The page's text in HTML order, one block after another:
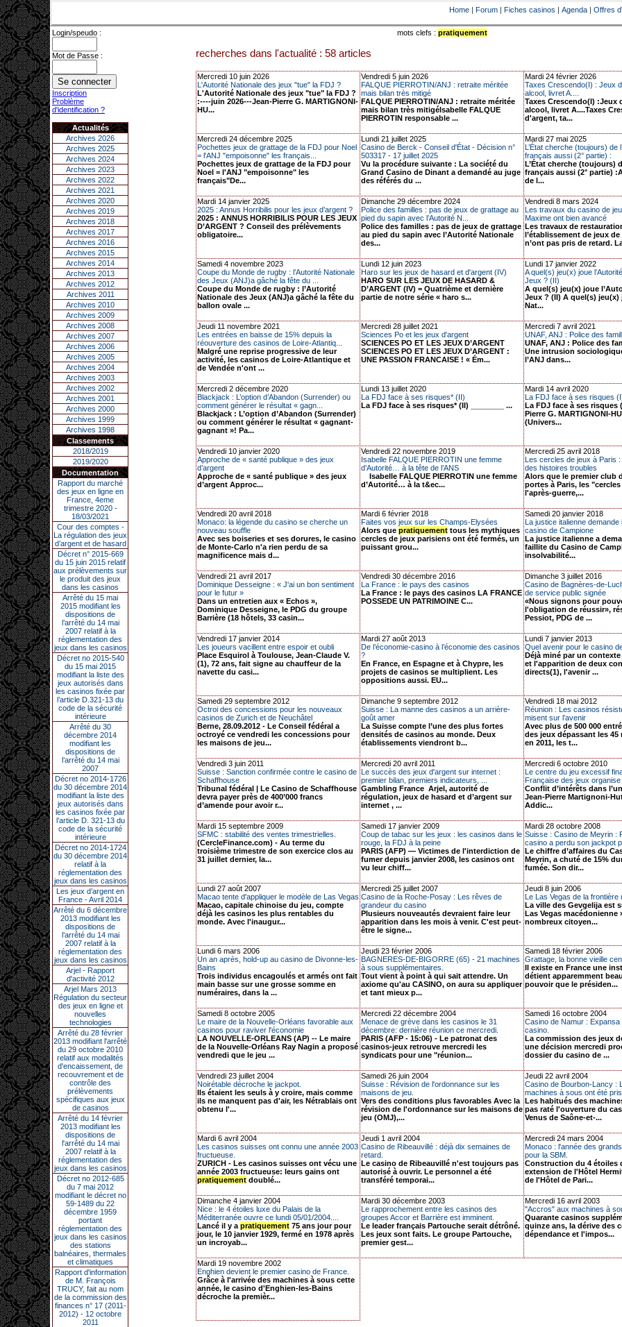
Home | Forum | Fiches casinos | Agenda | Offres
Login/speudo :
Mot de Passe :
Inscription
Problème
d'identification ?
Actualités
Archives 2026
Archives 2025
Archives 2024
Archives 2023
Archives 2022
Archives 2021
Archives 2020
Archives 2019
Archives 2018
Archives 2017
Archives 2016
Archives 2015
Archives 2014
Archives 2013
Archives 2012
Archives 2011
Archives 2010
Archives 2009
Archives 2008
Archives 2007
Archives 2006
Archives 2005
Archives 2004
Archives 2003
Archives 2002
Archives 2001
Archives 2000
Archives 1999
Archives 1998
Classements
2018/2019
2019/2020
Documentation
Rapport du marché
des jeux en ligne en
France, 4eme
trimestre 2020 -
18/03/2021
Cour des comptes -
La régulation des jeux
d’argent et de hasard
Décret n° 2015-669
du 15 juin 2015 relatif
aux prélèvements sur
le produit des jeux
dans les casinos
Arrêté du 15 mai
2015 modifiant les
dispositions de
l’arrêté du 14 mai
2007 relatif à la
réglementation des
jeux dans les casinos
Décret no 2015-540
du 15 mai 2015
modifiant la liste des
jeux autorisés dans
les casinos fixée par
l’article D.321-13 du
code de la sécurité
intérieure
Arrêté du 30
décembre 2014
modifiant les
dispositions de
l’arrêté du 14 mai
2007
Décret no 2014-1726
du 30 décembre 2014
modifiant la liste des
jeux autorisés dans
les casinos fixée par
l’article D. 321-13 du
code de la sécurité
intérieure
Décret no 2014-1724
du 30 décembre 2014
relatif à la
réglementation des
jeux dans les casinos
Les jeux d’argent en
France - Avril 2014
Arrêté du 6 décembre
2013 modifiant les
dispositions de
l’arrêté du 14 mai
2007 relatif à la
réglementation des
jeux dans les casinos
Arjel - Rapport
d'activité 2012
Arjel Mars 2013
Régulation du secteur
des jeux en ligne et
nouvelles
technologies
Arrêté du 28 février
2013 modifiant l'arrêté
du 29 octobre 2010
relatif aux modalités
d'encaissement, de
recouvrement et de
contrôle des
prélèvements
spécifiques aux jeux
de casinos
Arrêté du 14 février
2013 modifiant les
dispositions de
l'arrêté du 14 mai
2007 relatif à la
réglementation des
jeux dans les casinos
Décret no 2012-685
du 7 mai 2012
modifiant le décret no
59-1489 du 22
décembre 1959
portant
réglementation des
jeux dans les casinos
des stations
balnéaires, thermales
et climatiques
Rapport d'information
de M. François
TRUCY, fait au nom
de la commission des
finances n° 17 (2011-
2012) - 12 octobre
2011
mots clefs : pratiquement
recherches dans l'actualité : 58 articles
Mercredi 10 juin 2026
L'Autorité Nationale des jeux "tue" la FDJ ?
L'Autorité Nationale des jeux "tue" la FDJ ?
:----juin 2026---Jean-Pierre G. MARTIGNONI-
HU...
Vendredi 5 juin 2026
FALQUE PIERROTIN/ANJ : retraite méritée
mais bilan très mitigé
FALQUE PIERROTIN/ANJ : retraite méritée
mais bilan très mitigéIsabelle FALQUE
PIERROTIN responsable ...
Mardi 24 février 2026
Taxes Crescendo(I) : Jeux
alcool, livret A....
Taxes Crescendo(I) :Jeux
alcool, livret A....Taxes
d'argent, ta...
Mercredi 24 décembre 2025
Pochettes jeux de grattage de la FDJ pour Noel
= l'ANJ "empoisonne" les français...
Pochettes jeux de grattage de la FDJ pour
Noel = l'ANJ "empoisonne" les
français"De...
Lundi 21 juillet 2025
Casino de Berck - Conseil d'État - Décision n°
503317 - 17 juillet 2025
Vu la procédure suivante : La société du
Grand Casino de Dinant a demandé au juge
des référés du ...
Mardi 27 mai 2025
L’État cherche (toujours) de
français aussi (2° partie) :
L’État cherche (toujours)
français aussi (2° partie)
de l...
Mardi 14 janvier 2025
2025 : Annus Horribilis pour les jeux d’argent ?
2025 : ANNUS HORRIBILIS POUR LES JEUX
D’ARGENT ? Conseil des prélèvements
obligatoire...
Dimanche 29 décembre 2024
Police des familles : pas de jeux de grattage au
pied du sapin avec l’Autorité N...
Police des familles : pas de jeux de grattage
au pied du sapin avec l’Autorité Nationale
des...
Vendredi 8 mars 2024
Les travaux du casino de
Maxime ont bien avancé
Les travaux de
l’établissement de jeux
n’ont pas pris de retard.
Samedi 4 novembre 2023
Coupe du Monde de rugby : l’Autorité Nationale
des Jeux (ANJ)a gâché la fête du ...
Coupe du Monde de rugby : l’Autorité
Nationale des Jeux (ANJ)a gâché la fête du
ballon ovale ...
Lundi 12 juin 2023
Haro sur les jeux de hasard et d'argent (IV)
HARO SUR LES JEUX DE HASARD &
D’ARGENT (IV) = Quatrième et dernière
partie de notre série « haro s...
Lundi 17 janvier 2022
A quel(s) jeu(x) joue
Jeux ? (II)
A quel(s) jeu(x) joue
Jeux ? (II) A quel(s) jeu(x)
Nat...
Jeudi 11 novembre 2021
Les entrées en baisse de 15% depuis la
réouverture des casinos de Loire-Atlantiq...
Malgré une reprise progressive de leur
activité, les casinos de Loire-Atlantique et
de Vendée n'ont ...
Mercredi 28 juillet 2021
Sciences Po et les jeux d'argent
SCIENCES PO ET LES JEUX D’ARGENT
SCIENCES PO ET LES JEUX D’ARGENT :
UNE PASSION FRANCAISE ! « Ém...
Mercredi 7 avril 2021
UNAF, ANJ : Police des
UNAF, ANJ : Police des
Une intrusion
l’ANJ dans...
Mercredi 2 décembre 2020
Blackjack : L’option d’Abandon (Surrender) ou
comment générer le résultat « gagn...
Blackjack : L’option d’Abandon (Surrender)
ou comment générer le résultat « gagnant-
gagnant »! Pa...
Lundi 13 juillet 2020
La FDJ face à ses risques* (II)
La FDJ face à ses risques* (II) ________ ...
Mardi 14 avril 2020
La FDJ face à ses risques
La FDJ face à ses risques
Pierre G. MARTIGNONI-
(Univers...
Vendredi 10 janvier 2020
Approche de « santé publique » des jeux
d’argent
Approche de « santé publique » des jeux
d’argent Approc...
Vendredi 22 novembre 2019
Isabelle FALQUE PIERROTIN une femme
d’Autorité… à la tête de l’ANS
Isabelle FALQUE PIERROTIN une femme
d’Autorité… à la t&ec...
Mercredi 25 avril 2018
Les cercles de jeux à Paris
des histoires troubles
Alors que le premier club
portes à Paris, les
l'après-guerre,...
Vendredi 20 avril 2018
Monaco: la légende du casino se cherche un
nouveau souffle
Avec ses boiseries et ses dorures, le casino
de Monte-Carlo n'a rien perdu de sa
magnificence mais d...
Mardi 6 février 2018
Faites vos jeux sur les Champs-Elysées
Alors que pratiquement tous les mythiques
cercles de jeux parisiens ont été fermés, un
puissant grou...
Samedi 20 janvier 2018
La justice italienne demande
casino de Campione
La justice italienne a
faillite du Casino de
insolvabilité...
Vendredi 21 avril 2017
Dominique Desseigne : « J'ai un bon sentiment
pour le futur »
Dans un entretien aux « Echos »,
Dominique Desseigne, le PDG du groupe
Barrière (18 hôtels, 33 casin...
Vendredi 30 décembre 2016
La France : le pays des casinos
La France : le pays des casinos LA FRANCE
POSSEDE UN PATRIMOINE C...
Dimanche 3 juillet 2016
Casino de Bagnères-de-
de service public signée
«Nous signons pour
l'obligation de réussir»,
Pessiot, PDG de ...
Vendredi 17 janvier 2014
Les joueurs vacillent entre espoir et oubli
Place Esquirol à Toulouse, Jean-Claude V.
(1), 72 ans, fait signe au chauffeur de la
navette du casi...
Mardi 27 août 2013
De l’économie-casino à l’économie des casinos
?
En France, en Espagne et à Chypre, les
projets de casinos se multiplient. Les
oppositions aussi. EU...
Lundi 7 janvier 2013
Quel avenir pour le casino
Déjà miné par un
et l'apparition de deux
directs(1), l'avenir ...
Samedi 29 septembre 2012
Octroi des concessions pour les nouveaux
casinos de Zurich et de Neuchâtel
Berne, 28.09.2012 - Le Conseil fédéral a
octroyé ce vendredi les concessions pour
les maisons de jeu...
Dimanche 9 septembre 2012
Suisse : La manne des casinos a un arrière-
goût amer
La Suisse compte l’une des plus fortes
densités de casinos au monde. Deux
établissements viendront b...
Vendredi 18 mai 2012
Réunion : Les casinos
misent sur l’avenir
Avec plus de 500 000
des jeux dépassant les 45
en 2011, les t...
Vendredi 3 juin 2011
Suisse : Sanction confirmée contre le casino de
Schaffhouse
Tribunal fédéral | Le Casino de Schaffhouse
devra payer près de 400’000 francs
d’amende pour avoir r...
Mercredi 20 avril 2011
Le succès des jeux d'argent sur internet :
premier bilan, premiers indicateurs, ...
Gambling France Arjel, autorité de
régulation, jeux de hasard et d’argent sur
internet , ...
Mercredi 6 octobre 2010
Le centre du jeu excessif
Française des jeux organise
Conflit d’intérêts dans
Jean-Pierre Martignoni-
Addic...
Mardi 15 septembre 2009
SFMC : stabilité des ventes trimestrielles.
(CercleFinance.com) - Au terme du
troisième trimestre de son exercice clos au
31 juillet dernier, la...
Samedi 17 janvier 2009
Coup de tabac sur les jeux : les casinos dans le
rouge, la FDJ à la peine
PARIS (AFP) — Victimes de l'interdiction de
fumer depuis janvier 2008, les casinos ont
vu leur chiff...
Mardi 28 octobre 2008
Suisse : Casino de Meyrin :
casino a perdu son jackpot
Le chiffre d’affaires du
Meyrin, a chuté de 15%
fumée. Son dir...
Lundi 27 août 2007
Macao tente d'appliquer le modèle de Las Vegas
Macao, capitale chinoise du jeu, compte
déjà les casinos les plus rentables du
monde. Avec l'inaugur...
Mercredi 25 juillet 2007
Casino de la Roche-Posay : Les rêves de
grandeur du casino
Plusieurs nouveautés devraient faire leur
apparition dans les mois à venir. C'est peut-
être le signe...
Jeudi 8 juin 2006
Le Las Vegas de la frontière
La ville des Gevgelija est
Las Vegas macédonienne
nombreux citoyen...
Lundi 6 mars 2006
Un an après, hold-up au casino de Divonne-les-
Bains
Trois individus encagoulés et armés ont fait
main basse sur une grosse somme en
numéraires, dans la ...
Jeudi 23 février 2006
BAGNERES-DE-BIGORRE (65) - 21 machines
à sous supplémentaires.
Tout vient à point à qui sait attendre. Un
axiome qu'au CASINO, on aura su appliquer
et tant mieux p...
Samedi 18 février 2006
Grattage, la bonne vieille
Il existe en France une
détient apparemment
pouvoir que le présiden...
Samedi 8 octobre 2005
Le maire de la Nouvelle-Orléans favorable aux
casinos pour raviver l'économie
LA NOUVELLE-ORLEANS (AP) -- Le maire
de la Nouvelle-Orléans Ray Nagin a proposé
vendredi que le jeu ...
Mercredi 22 décembre 2004
Menace de grève dans les casinos le 31
décembre: dernière réunion ce mercredi.
PARIS (AFP - 15:06) - Le patronat des
casinos-jeux retrouve mercredi les
syndicats pour une "réunion...
Samedi 16 octobre 2004
Casino de Namur : Expansa
casino.
La commission des jeux
une décision mercredi
dossier du casino de ...
Vendredi 23 juillet 2004
Noirétable décroche le jackpot.
Ils étaient les seuls à y croire, mais comme
ils ne manquent pas d'air, les Nétrablais ont
obtenu l'...
Samedi 26 juin 2004
Suisse : Révision de l'ordonnance sur les
maisons de jeu.
Vers des conditions plus favorables Avec la
révision de l'ordonnance sur les maisons de
jeu (OMJ),...
Jeudi 22 avril 2004
Casino de Bourbon-Lancy :
machines à sous ont été
Les habitués des
pas raté l'ouverture du
Venus de Saône-et-...
Mardi 6 avril 2004
Les casinos suisses ont connu une année 2003
fructueuse.
ZURICH - Les casinos suisses ont vécu une
année 2003 fructueuse: leurs gains ont
pratiquement doublé...
Jeudi 1 avril 2004
Casino de Ribeauvillé : déjà dix semaines de
retard.
Le casino de Ribeauvillé n'est toujours pas
autorisé à ouvrir. Le personnel a été
transféré temporai...
Mercredi 24 mars 2004
Monaco : l'année des
pour la SBM.
Construction du 4 étoiles
extension de l'Hôtel
de l'Hôtel de Pari...
Dimanche 4 janvier 2004
Nice : le 4 étoiles luxe du Palais de la
Méditerranée ouvre ce lundi 05/01/2004....
Lancé il y a pratiquement 75 ans jour pour
jour, le 10 janvier 1929, fermé en 1978 après
un incroyab...
Mardi 30 décembre 2003
Le rapprochement entre les casinos des
groupes Accor et Barrière est imminent.
Le leader français Partouche serait détrôné.
Les jeux sont faits. Le groupe Partouche,
premier gest...
Mercredi 16 avril 2003
"Accros" aux machines à
Quarante casinos
quinze ans, la dérive des
dépendance et l'impos...
Mardi 19 novembre 2002
Enghien devient le premier casino de France.
Grâce à l'arrivée des machines à sous cette
année, le casino d'Enghien-les-Bains
décroche la premièr...